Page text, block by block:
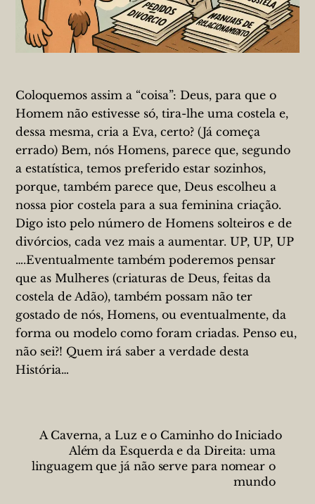
Coloquemos assim a “coisa”: Deus, para que o
Homem não estivesse só, tira-lhe uma costela e,
dessa mesma, cria a Eva, certo? (Já começa
errado) Bem, nós Homens, parece que, segundo
a estatística, temos preferido estar sozinhos,
porque, também parece que, Deus escolheu a
nossa pior costela para a sua feminina criação.
Digo isto pelo número de Homens solteiros e de
divórcios, cada vez mais a aumentar. UP, UP, UP
….Eventualmente também poderemos pensar
que as Mulheres (criaturas de Deus, feitas da
costela de Adão), também possam não ter
gostado de nós, Homens, ou eventualmente, da
forma ou modelo como foram criadas. Penso eu,
não sei?! Quem irá saber a verdade desta
História…
A Caverna, a Luz e o Caminho do Iniciado
Além da Esquerda e da Direita: uma
linguagem que já não serve para nomear o
mundo